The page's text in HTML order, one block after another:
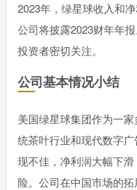
2023年，绿星球收入和
公司将披露2023财年年
投资者密切关注。
公司基本情况小结
美国绿星球集团作为一
统茶叶行业和现代数字
现不佳，净利润大幅下
险。公司在中国市场的